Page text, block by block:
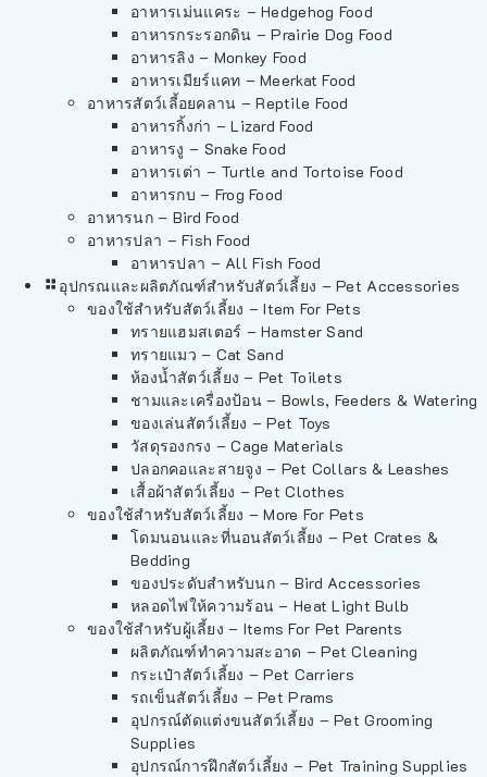
อาหารเม่นแคระ – Hedgehog Food
อาหารกระรอกดิน – Prairie Dog Food
อาหารลิง – Monkey Food
อาหารเมียร์แคท – Meerkat Food
อาหารสัตว์เลี้อยคลาน – Reptile Food
อาหารกิ้งก่า – Lizard Food
อาหารงู – Snake Food
อาหารเต่า – Turtle and Tortoise Food
อาหารกบ – Frog Food
อาหารนก – Bird Food
อาหารปลา – Fish Food
อาหารปลา – All Fish Food
อุปกรณและผลิตภัณฑ์สำหรับสัตว์เลี้ยง – Pet Accessories
ของใช้สำหรับสัตว์เลี้ยง – Item For Pets
ทรายแฮมสเตอร์ – Hamster Sand
ทรายแมว – Cat Sand
ห้องน้ำสัตว์เลี้ยง – Pet Toilets
ชามและเครื่องป้อน – Bowls, Feeders & Watering
ของเล่นสัตว์เลี้ยง – Pet Toys
วัสดุรองกรง – Cage Materials
ปลอกคอและสายจูง – Pet Collars & Leashes
เสื้อผ้าสัตว์เลี้ยง – Pet Clothes
ของใช้สำหรับสัตว์เลี้ยง – More For Pets
โดมนอนและที่นอนสัตว์เลี้ยง – Pet Crates &
Bedding
ของประดับสำหรับนก – Bird Accessories
หลอดไฟให้ความร้อน – Heat Light Bulb
ของใช้สำหรับผู้เลี้ยง – Items For Pet Parents
ผลิตภัณฑ์ทำความสะอาด – Pet Cleaning
กระเป๋าสัตว์เลี้ยง – Pet Carriers
รถเข็นสัตว์เลี้ยง – Pet Prams
อุปกรณ์ตัดแต่งขนสัตว์เลี้ยง – Pet Grooming
Supplies
อุปกรณ์การฝึกสัตว์เลี้ยง – Pet Training Supplies